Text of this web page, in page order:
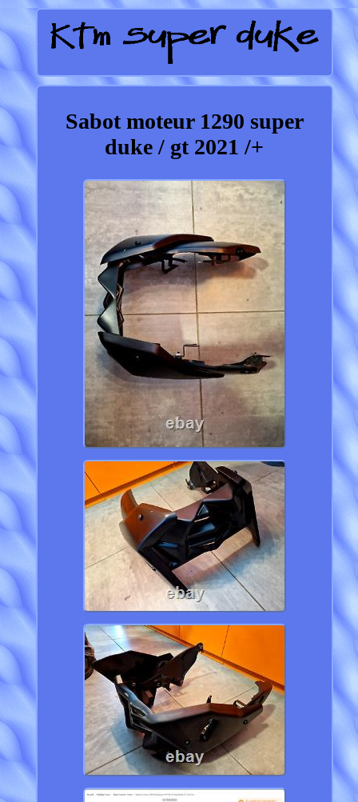
Sabot moteur 1290 super
duke / gt 2021 /+